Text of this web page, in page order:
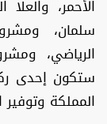
الأحمر،
سلمان،
الرياضي،
ستكون إحدى
المملكة